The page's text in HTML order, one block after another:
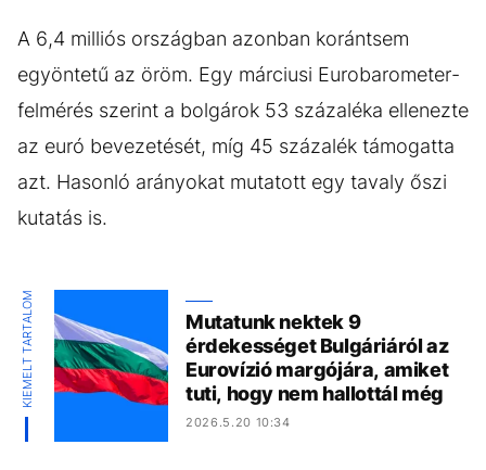
A 6,4 milliós országban azonban korántsem
egyöntetű az öröm. Egy márciusi Eurobarometer-
felmérés szerint a bolgárok 53 százaléka ellenezte
az euró bevezetését, míg 45 százalék támogatta
azt. Hasonló arányokat mutatott egy tavaly őszi
kutatás is.
KIEMELT TARTALOM
Mutatunk nektek 9
érdekességet Bulgáriáról az
Eurovízió margójára, amiket
tuti, hogy nem hallottál még
2026.5.20 10:34